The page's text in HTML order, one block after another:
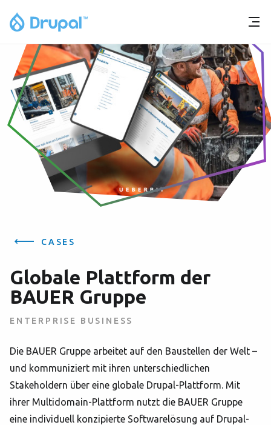
CASES
Globale Plattform der
BAUER Gruppe
ENTERPRISE BUSINESS
Die BAUER Gruppe arbeitet auf den Baustellen der Welt –
und kommuniziert mit ihren unterschiedlichen
Stakeholdern über eine globale Drupal-Plattform. Mit
ihrer Multidomain-Plattform nutzt die BAUER Gruppe
eine individuell konzipierte Softwarelösung auf Drupal-